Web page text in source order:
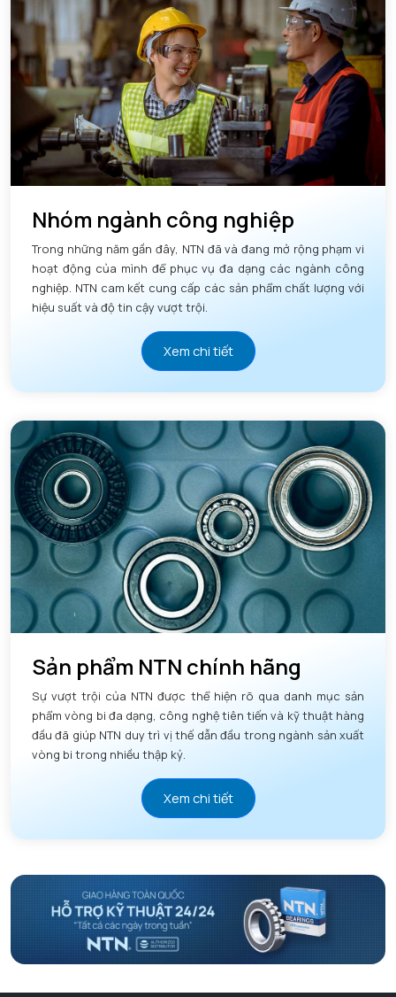
Nhóm ngành công nghiệp
Trong những năm gần đây, NTN đã và đang mở rộng phạm vi
hoạt động của mình để phục vụ đa dạng các ngành công
nghiệp. NTN cam kết cung cấp các sản phẩm chất lượng với
hiệu suất và độ tin cậy vượt trội.
Xem chi tiết
Sản phẩm NTN chính hãng
Sự vượt trội của NTN được thể hiện rõ qua danh mục sản
phẩm vòng bi đa dạng, công nghệ tiên tiến và kỹ thuật hàng
đầu đã giúp NTN duy trì vị thế dẫn đầu trong ngành sản xuất
vòng bi trong nhiều thập kỷ.
Xem chi tiết